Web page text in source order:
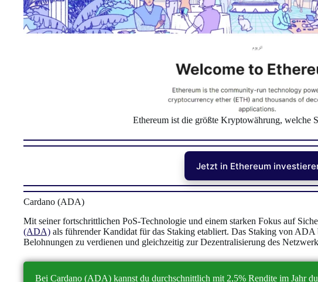
Ethereum ist die größte Kryptowährung, welche
Jetzt in Ethereum
Cardano (ADA)
Mit seiner fortschrittlichen PoS-Technologie und einem starken Fokus auf
(ADA) als führender Kandidat für das Staking etabliert. Das Staking von
Belohnungen zu verdienen und gleichzeitig zur Dezentralisierung des
Bei Cardano (ADA) kannst du durchschnittlich mit 2,5% Rendite im Jahr